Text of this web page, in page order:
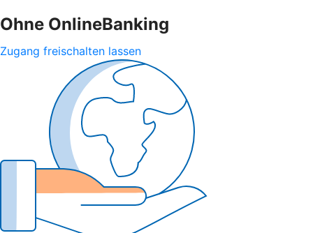
Ohne OnlineBanking
Zugang freischalten lassen